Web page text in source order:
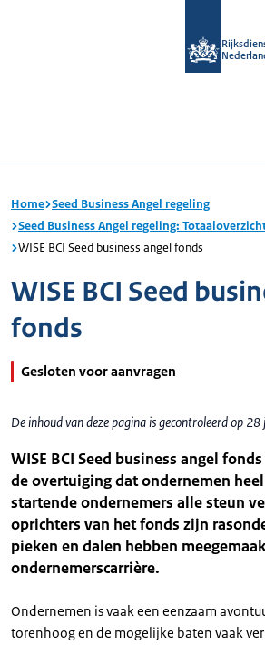
Home Seed Business Angel regeling
Seed Business Angel regeling:
WISE BCI Seed business angel fonds
WISE BCI Seed
fonds
Gesloten voor aanvragen
De inhoud van deze pagina is gecontroleerd op
WISE BCI Seed business angel
de overtuiging dat ondernemen
startende ondernemers alle steun
oprichters van het fonds zijn
pieken en dalen hebben
ondernemerscarrière.
Ondernemen is vaak een eenzaam
torenhoog en de mogelijke baten vaak